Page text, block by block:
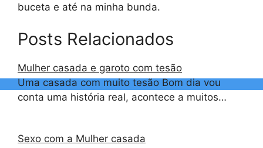
buceta e até na minha bunda.
Posts Relacionados
Mulher casada e garoto com tesão
Uma casada com muito tesão Bom dia vou
conta uma história real, acontece a muitos…
Sexo com a Mulher casada